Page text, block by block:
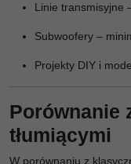
Linie transmisyjne
Subwoofery –
Projekty DIY i
Porównanie
tłumiącymi
W porównaniu z